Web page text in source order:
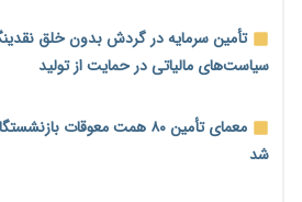
تأمین سرمایه در گردش بدون خلق
سیاست‌های مالیاتی در حمایت از تولید
معمای تأمین ۸۰ همت معوقات
شد